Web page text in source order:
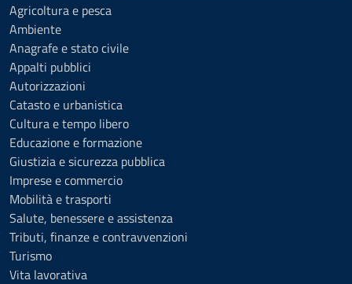
Agricoltura e pesca
Ambiente
Anagrafe e stato civile
Appalti pubblici
Autorizzazioni
Catasto e urbanistica
Cultura e tempo libero
Educazione e formazione
Giustizia e sicurezza pubblica
Imprese e commercio
Mobilità e trasporti
Salute, benessere e assistenza
Tributi, finanze e contravvenzioni
Turismo
Vita lavorativa